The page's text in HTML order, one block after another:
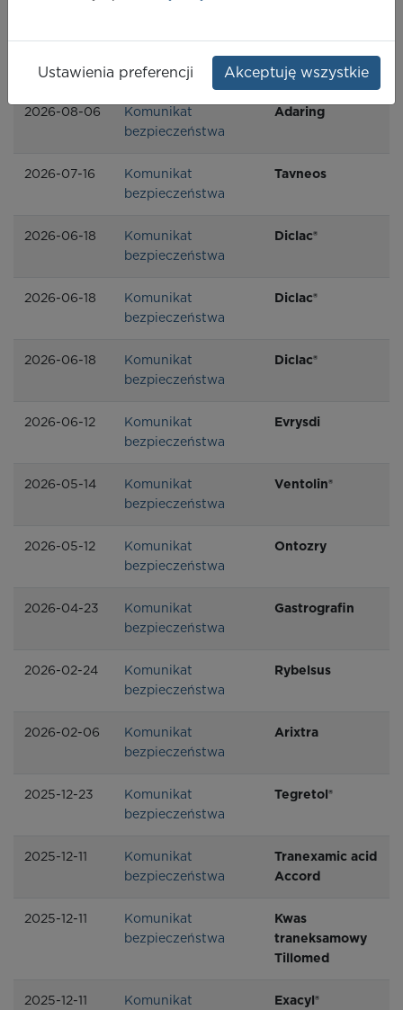
bezpieczeństwa
2026-08-06
Komunikat
bezpieczeństwa
Adaring
2026-07-16
Komunikat
bezpieczeństwa
Tavneos
2026-06-18
Komunikat
bezpieczeństwa
Diclac®
2026-06-18
Komunikat
bezpieczeństwa
Diclac®
2026-06-18
Komunikat
bezpieczeństwa
Diclac®
2026-06-12
Komunikat
bezpieczeństwa
Evrysdi
2026-05-14
Komunikat
bezpieczeństwa
Ventolin®
2026-05-12
Komunikat
bezpieczeństwa
Ontozry
2026-04-23
Komunikat
bezpieczeństwa
Gastrografin
2026-02-24
Komunikat
bezpieczeństwa
Rybelsus
2026-02-06
Komunikat
bezpieczeństwa
Arixtra
2025-12-23
Komunikat
bezpieczeństwa
Tegretol®
2025-12-11
Komunikat
bezpieczeństwa
Tranexamic acid
Accord
2025-12-11
Komunikat
bezpieczeństwa
Kwas
traneksamowy
Tillomed
2025-12-11
Komunikat
Exacyl®
Ustawienia preferencji Akceptuję wszystkie